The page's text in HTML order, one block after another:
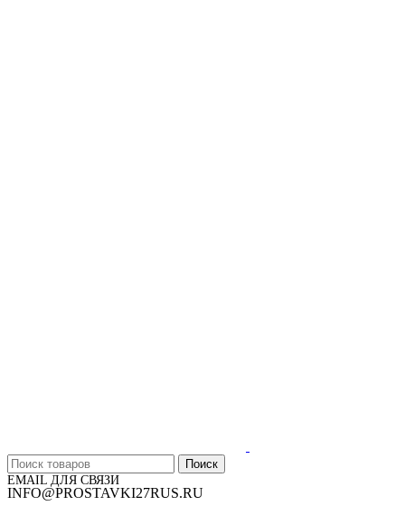
Поиск
EMAIL ДЛЯ СВЯЗИ
INFO@PROSTAVKI27RUS.RU